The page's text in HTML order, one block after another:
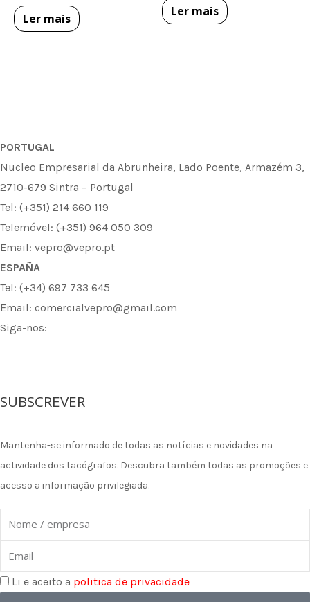
Ler mais Ler mais
PORTUGAL
Nucleo Empresarial da Abrunheira, Lado Poente, Armazém 3,
2710-679 Sintra – Portugal
Tel: (+351) 214 660 119
Telemóvel: (+351) 964 050 309
Email: vepro@vepro.pt
ESPAÑA
Tel: (+34) 697 733 645
Email: comercialvepro@gmail.com
Siga-nos:
a
c
e
b
o
o
n
s
t
a
g
r
n
k
e
d
i
SUBSCREVER
Mantenha-se informado de todas as notícias e novidades na
actividade dos tacógrafos. Descubra também todas as promoções e
acesso a informação privilegiada.
Nome
Li e aceito a politica de privacidade